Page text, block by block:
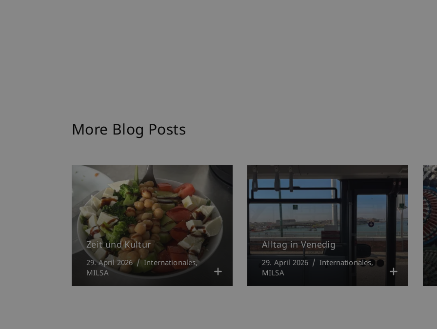
More Blog Posts
Zeit und Kultur
29. April 2026
Internationales
MILSA
Alltag in Venedig
29. April 2026
Internationales
MILSA